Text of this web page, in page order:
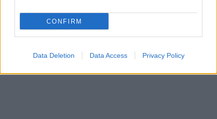
CONFIRM
Data Deletion Data Access Privacy Policy